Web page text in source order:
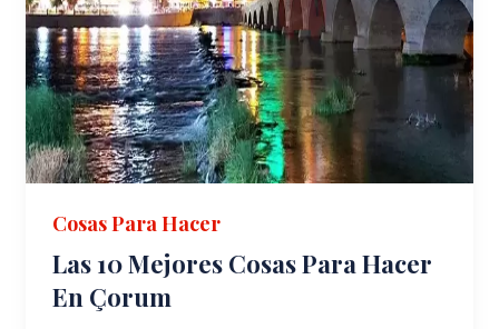
Cosas Para Hacer
Las 10 Mejores Cosas Para Hacer
En Çorum